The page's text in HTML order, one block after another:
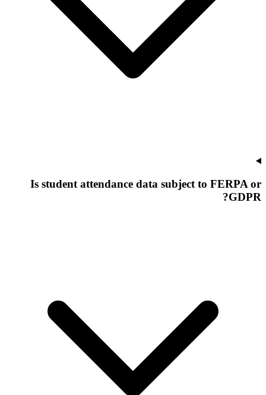
Is student attendance data subject to FERPA or
GDPR?